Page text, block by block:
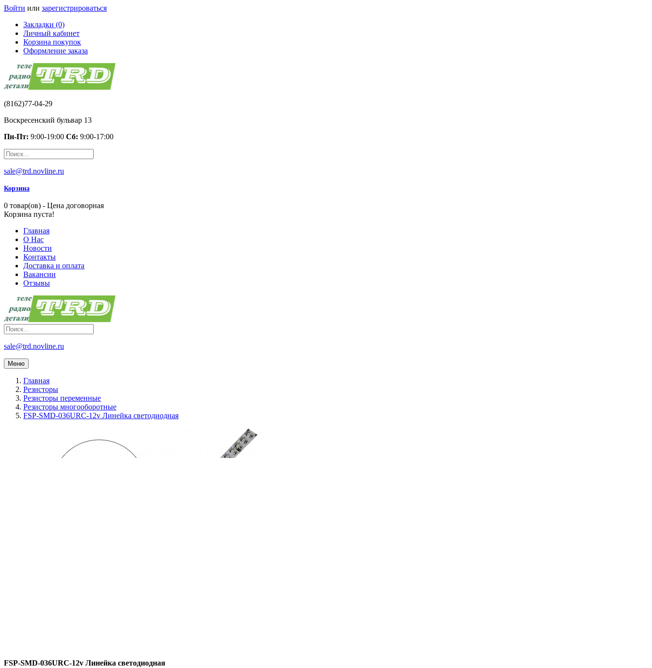
Войти или зарегистрироваться
Закладки (0)
Личный кабинет
Корзина покупок
Оформление заказа
(8162)77-04-29
Воскресенский бульвар 13
Пн-Пт: 9:00-19:00 Сб: 9:00-17:00
sale@trd.novline.ru
Корзина
0 товар(ов) - Цена договорная
Корзина пуста!
Главная
О Нас
Новости
Контакты
Доставка и оплата
Вакансии
Отзывы
sale@trd.novline.ru
Меню
Главная
Резисторы
Резисторы переменные
Резисторы многооборотные
FSP-SMD-036URC-12v Линейка светодиодная
FSP-SMD-036URC-12v Линейка светодиодная